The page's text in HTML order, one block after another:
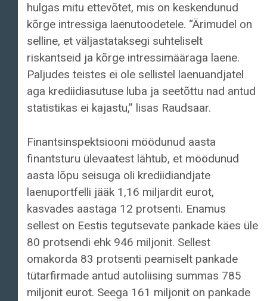
hulgas mitu ettevõtet, mis on keskendunud
kõrge intressiga laenutoodetele. “Ärimudel on
selline, et väljastataksegi suhteliselt
riskantseid ja kõrge intressimääraga laene.
Paljudes teistes ei ole sellistel laenuandjatel
aga krediidiasutuse luba ja seetõttu nad antud
statistikas ei kajastu,” lisas Raudsaar.
Finantsinspektsiooni möödunud aasta
finantsturu ülevaatest lähtub, et möödunud
aasta lõpu seisuga oli krediidiandjate
laenuportfelli jääk 1,16 miljardit eurot,
kasvades aastaga 12 protsenti. Enamus
sellest on Eestis tegutsevate pankade käes üle
80 protsendi ehk 946 miljonit. Sellest
omakorda 83 protsenti peamiselt pankade
tütarfirmade antud autoliising summas 785
miljonit eurot. Seega 161 miljonit on pankade